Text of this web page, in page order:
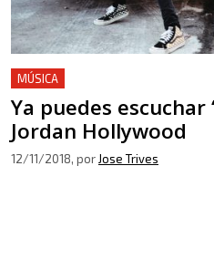
MÚSICA
Ya puedes escuchar
Jordan Hollywood
12/11/2018, por Jose Trives